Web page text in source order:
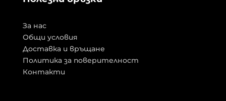
За нас
Общи условия
Доставка и връщане
Политика за поверителност
Контакти